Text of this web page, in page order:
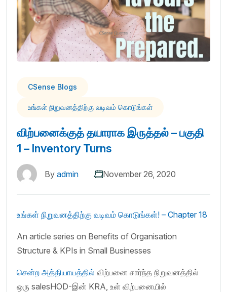
CSense Blogs
உங்கள் நிறுவனத்திற்கு வடிவம் கொடுங்கள்
விற்பனைக்குத் தயாராக இருத்தல் – பகுதி
1 – Inventory Turns
By admin November 26, 2020
உங்கள் நிறுவனத்திற்கு வடிவம் கொடுங்கள்! – Chapter 18
An article series on Benefits of Organisation
Structure & KPIs in Small Businesses
சென்ற அத்தியாயத்தில் விற்பனை சார்ந்த நிறுவனத்தில்
ஒரு salesHOD-இன் KRA, உள் விற்பனையில்